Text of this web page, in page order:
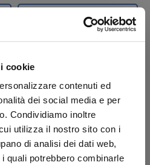
cookie
contenuti ed
dei social media e per
Condividiamo inoltre
utilizza il nostro sito con i
di analisi dei dati web,
quali potrebbero combinarle
Stelo cilindro
sollevamento Ø 75
mm DLB 47 Dautel